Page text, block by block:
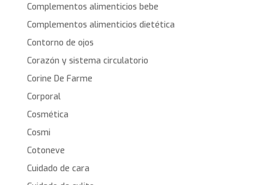
Complementos alimenticios bebe
Complementos alimenticios dietética
Contorno de ojos
Corazón y sistema circulatorio
Corine De Farme
Corporal
Cosmética
Cosmi
Cotoneve
Cuidado de cara